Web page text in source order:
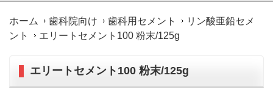
ホーム 歯科院向け 歯科用セメント
リン酸亜鉛セメ
ント
エリートセメント100 粉末/125g
エリートセメント100 粉末/125g